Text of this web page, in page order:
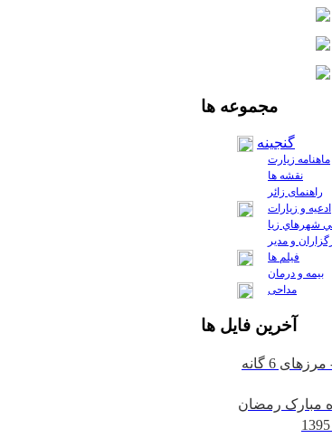
مجموعه ها
گنجینه
ماهنامه زیارت
نقشه ها
راهنمای زائر
ادعیه و زیارات
فيلم ها
بیمه و درمان
مداحی
آخرين فايل ها